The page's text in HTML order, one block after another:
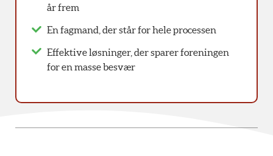
år frem
En fagmand, der står for hele processen
Effektive løsninger, der sparer foreningen
for en masse besvær